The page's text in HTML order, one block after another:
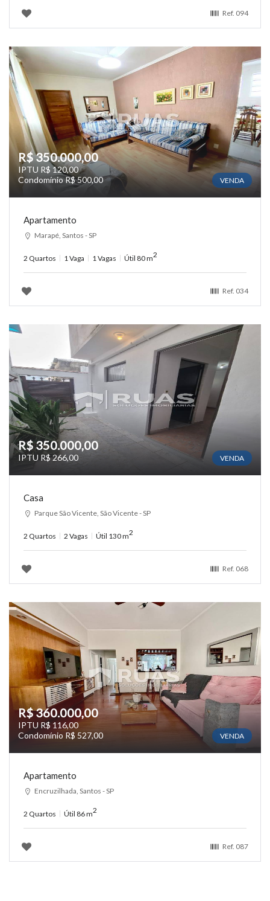
Ref. 094
R$ 350.000,00
IPTU R$ 120,00
Condomínio R$ 500,00
VENDA
Apartamento
Marapé, Santos - SP
2 Quartos 1 Vaga 1 Vagas Útil 80 m2
Ref. 034
R$ 350.000,00
IPTU R$ 266,00 VENDA
Casa
Parque São Vicente, São Vicente - SP
2 Quartos 2 Vagas Útil 130 m2
Ref. 068
R$ 360.000,00
IPTU R$ 116,00
Condomínio R$ 527,00
VENDA
Apartamento
Encruzilhada, Santos - SP
2 Quartos Útil 86 m2
Ref. 087